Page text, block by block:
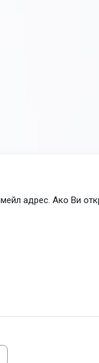
адрес. Ако Ви